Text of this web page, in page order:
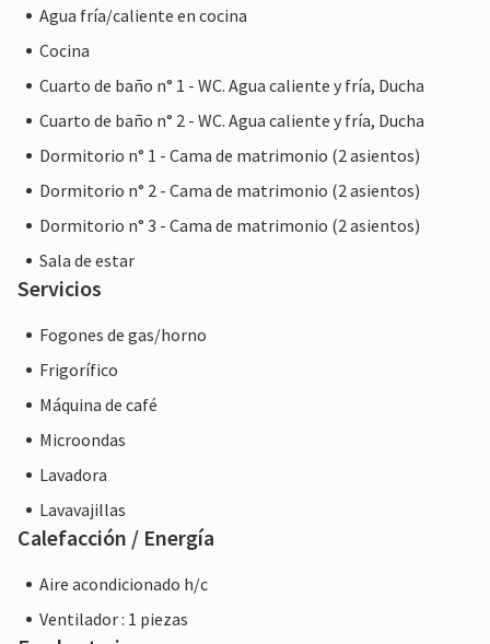
Agua fría/caliente en cocina
Cocina
Cuarto de baño n° 1 - WC. Agua caliente y fría, Ducha
Cuarto de baño n° 2 - WC. Agua caliente y fría, Ducha
Dormitorio n° 1 - Cama de matrimonio (2 asientos)
Dormitorio n° 2 - Cama de matrimonio (2 asientos)
Dormitorio n° 3 - Cama de matrimonio (2 asientos)
Sala de estar
Servicios
Fogones de gas/horno
Frigorífico
Máquina de café
Microondas
Lavadora
Lavavajillas
Calefacción / Energía
Aire acondicionado h/c
Ventilador : 1 piezas